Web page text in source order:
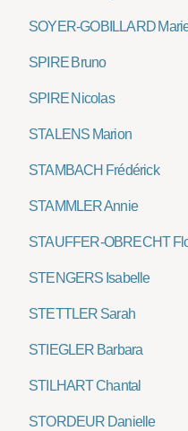
SOYER-GOBILLARD
SPIRE Bruno
SPIRE Nicolas
STALENS Marion
STAMBACH Frédérick
STAMMLER Annie
STAUFFER-OBRECHT
STENGERS Isabelle
STETTLER Sarah
STIEGLER Barbara
STILHART Chantal
STORDEUR Danielle